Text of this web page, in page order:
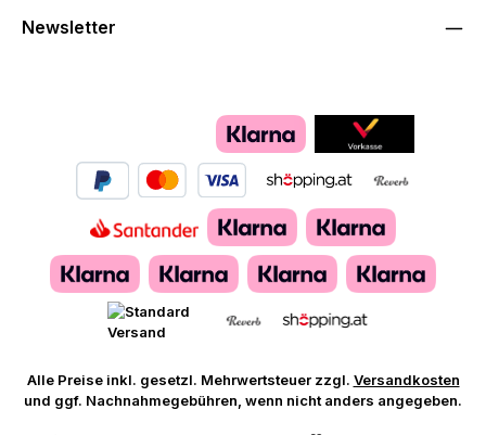
Newsletter
Alle Preise inkl. gesetzl. Mehrwertsteuer zzgl. Versandkosten
und ggf. Nachnahmegebühren, wenn nicht anders angegeben.